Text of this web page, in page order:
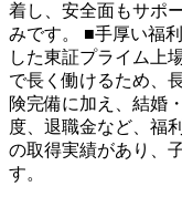
着し、安全面もサポ
みです。 ■手厚い福
した東証プライム上
で長く働けるため、
険完備に加え、結婚
度、退職金など、福
の取得実績があり、
す。